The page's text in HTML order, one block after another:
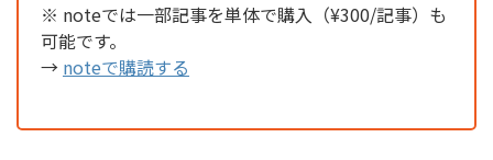
※ noteでは一部記事を単体で購入（¥300/記事）も
可能です。
→ noteで購読する